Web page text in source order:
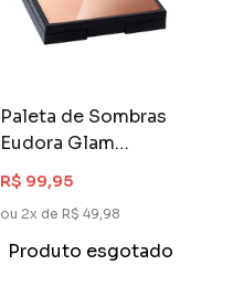
Paleta de Sombras
Eudora Glam
Essential
R$ 99,95
ou 2x de R$ 49,98
Produto esgotado